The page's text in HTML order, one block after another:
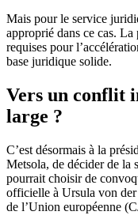
Mais pour le service
approprié dans ce cas.
requises pour
base juridique solide.
Vers un conflit
large ?
C’est désormais à la
Metsola, de décider de la
pourrait choisir de
officielle à Ursula von
de l’Union européenne